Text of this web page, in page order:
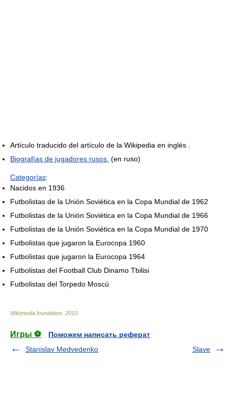
Artículo traducido del artículo de la Wikipedia en inglés .
Biografías de jugadores rusos. (en ruso)
Categorías:
Nacidos en 1936
Futbolistas de la Unión Soviética en la Copa Mundial de 1962
Futbolistas de la Unión Soviética en la Copa Mundial de 1966
Futbolistas de la Unión Soviética en la Copa Mundial de 1970
Futbolistas que jugaron la Eurocopa 1960
Futbolistas que jugaron la Eurocopa 1964
Futbolistas del Football Club Dinamo Tbilisi
Futbolistas del Torpedo Moscú
Wikimedia foundation 2010
Игры ⚽
Поможем написать реферат
Stanislav Medvedenko
Slave